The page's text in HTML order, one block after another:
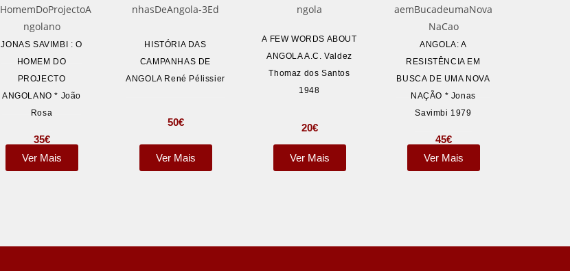
JONAS SAVIMBI : O
HOMEM DO
PROJECTO
ANGOLANO * João
Rosa
35€
Ver Mais
HISTÓRIA DAS
CAMPANHAS DE
ANGOLA René Pélissier
50€
Ver Mais
A FEW WORDS ABOUT
ANGOLA A.C. Valdez
Thomaz dos Santos
1948
20€
Ver Mais
ANGOLA: A
RESISTÊNCIA EM
BUSCA DE UMA NOVA
NAÇÃO * Jonas
Savimbi 1979
45€
Ver Mais